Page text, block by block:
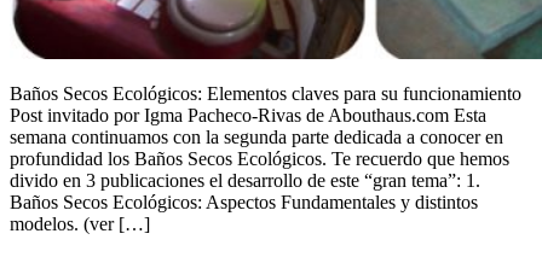
Baños Secos Ecológicos: Elementos claves para su funcionamiento
Post invitado por Igma Pacheco-Rivas de Abouthaus.com Esta
semana continuamos con la segunda parte dedicada a conocer en
profundidad los Baños Secos Ecológicos. Te recuerdo que hemos
divido en 3 publicaciones el desarrollo de este “gran tema”: 1.
Baños Secos Ecológicos: Aspectos Fundamentales y distintos
modelos. (ver […]